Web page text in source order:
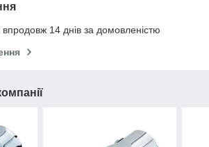
14 днів за домовленістю